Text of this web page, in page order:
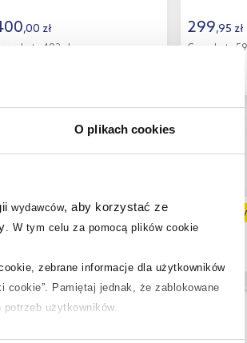
O plikach cookies
wydawców, aby korzystać ze
W tym celu za pomocą plików cookie
zebrane informacje dla użytkowników
cookie”. Pamiętaj jednak, że zablokowane
użytkowników.
,00 zł
kat.:
492 zł
299,95 zł
Cena kat.:
multirabaty multirabaty